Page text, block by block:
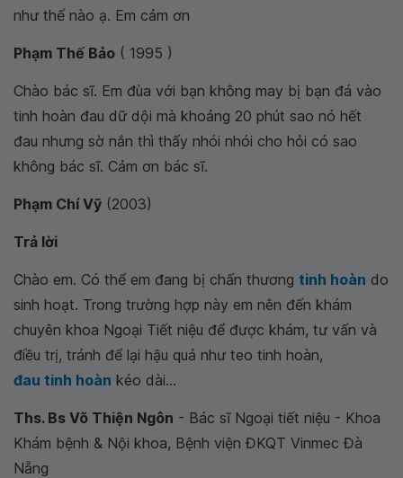
như thế nào ạ. Em cảm ơn
Phạm Thế Bảo ( 1995 )
Chào bác sĩ. Em đùa với bạn không may bị bạn đá vào
tinh hoàn đau dữ dội mà khoảng 20 phút sao nó hết
đau nhưng sờ nắn thì thấy nhói nhói cho hỏi có sao
không bác sĩ. Cảm ơn bác sĩ.
Phạm Chí Vỹ (2003)
Trả lời
Chào em. Có thể em đang bị chấn thương tinh hoàn do
sinh hoạt. Trong trường hợp này em nên đến khám
chuyên khoa Ngoại Tiết niệu để được khám, tư vấn và
điều trị, tránh để lại hậu quả như teo tinh hoàn,
đau tinh hoàn kéo dài...
Ths. Bs Võ Thiện Ngôn - Bác sĩ Ngoại tiết niệu - Khoa
Khám bệnh & Nội khoa, Bệnh viện ĐKQT Vinmec Đà
Nẵng